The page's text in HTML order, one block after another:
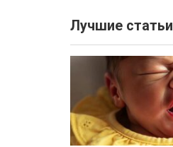
Лучшие статьи